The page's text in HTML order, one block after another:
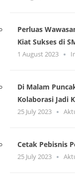
Perluas
Kiat
1 August 2023
Di Malam
Kolaborasi Jadi
25 July 2023
Cetak Pebisnis
25 July 2023